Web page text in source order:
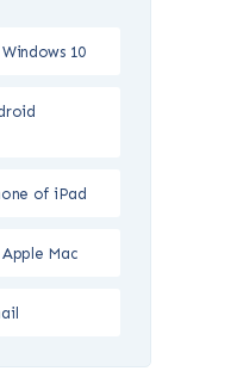
10
of iPad
Mac